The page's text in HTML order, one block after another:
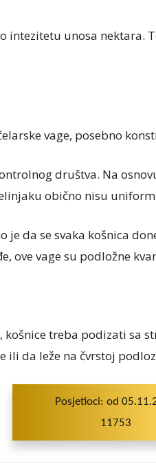
intezitetu unosa
vage, posebno
društva. Na
obično nisu
da se svaka košnica
ove vage su podložne
treba podizati sa
ili da leže na čvrstoj
Posjetioci: od
11753